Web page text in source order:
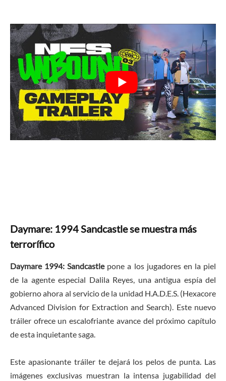
Daymare: 1994 Sandcastle se muestra más
terrorífico
Daymare 1994: Sandcastlepone a los jugadores en la piel
de la agente especial Dalila Reyes, una antigua espía del
gobierno ahora al servicio de la unidad H.A.D.E.S. (Hexacore
Advanced Division for Extraction and Search). Este nuevo
tráiler ofrece un escalofriante avance del próximo capítulo
de esta inquietante saga.
Este apasionante tráiler te dejará los pelos de punta. Las
imágenes exclusivas muestran la intensa jugabilidad del